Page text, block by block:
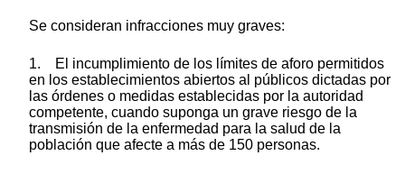
Se consideran infracciones muy graves:
1. El incumplimiento de los límites de aforo permitidos
en los establecimientos abiertos al públicos dictadas por
las órdenes o medidas establecidas por la autoridad
competente, cuando suponga un grave riesgo de la
transmisión de la enfermedad para la salud de la
población que afecte a más de 150 personas.